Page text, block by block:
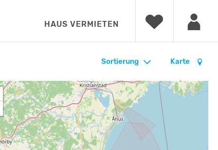
HAUS VERMIETEN
Karte
Sortierung